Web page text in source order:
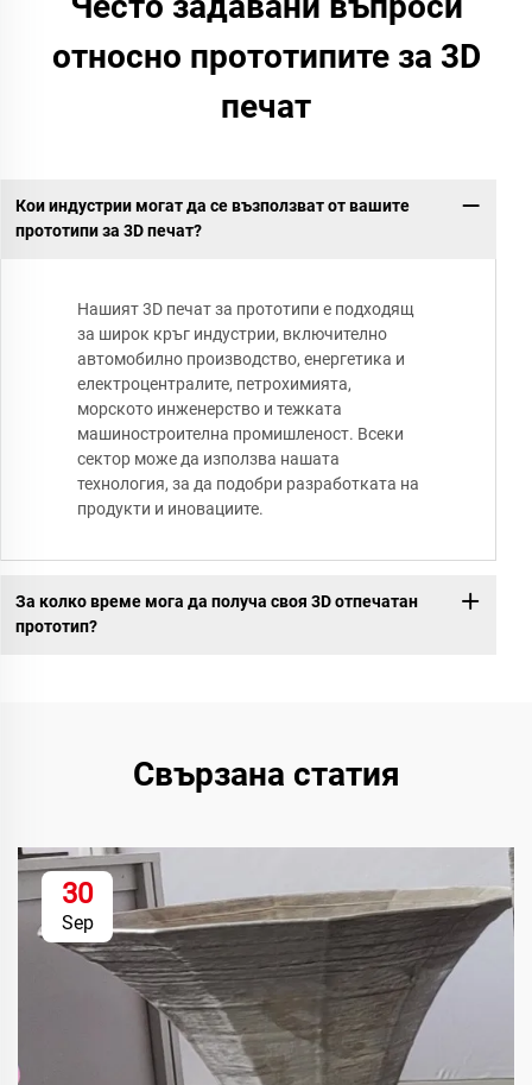
относно прототипите за 3D
печат
Кои индустрии могат да се възползват от вашите
прототипи за 3D печат?
Нашият 3D печат за прототипи е подходящ
за широк кръг индустрии, включително
автомобилно производство, енергетика и
електроцентралите, петрохимията,
морското инженерство и тежката
машиностроителна промишленост. Всеки
сектор може да използва нашата
технология, за да подобри разработката на
продукти и иновациите.
За колко време мога да получа своя 3D отпечатан
прототип?
Свързана статия
30
Sep